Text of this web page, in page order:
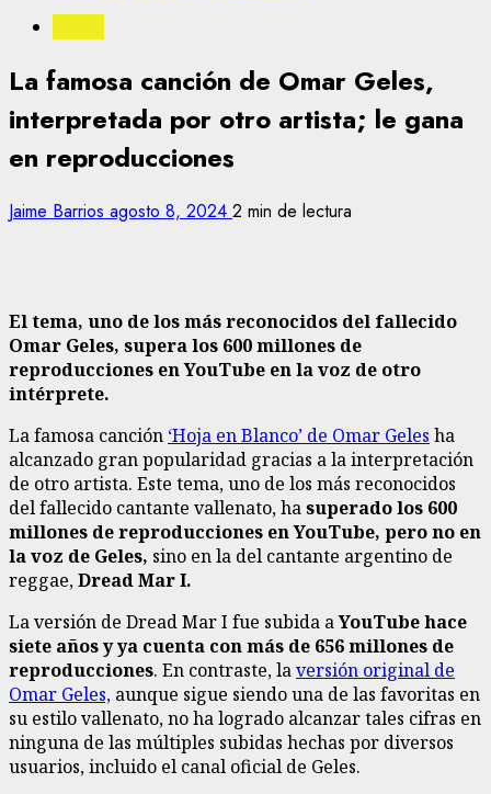
La famosa canción de Omar Geles,
interpretada por otro artista; le gana
en reproducciones
Jaime Barrios agosto 8, 2024 2 min de lectura
El tema, uno de los más reconocidos del fallecido
Omar Geles, supera los 600 millones de
reproducciones en YouTube en la voz de otro
intérprete.
La famosa canción ‘Hoja en Blanco’ de Omar Geles ha
alcanzado gran popularidad gracias a la interpretación
de otro artista. Este tema, uno de los más reconocidos
del fallecido cantante vallenato, hasuperado los 600
millones de reproducciones en YouTube, pero no en
la voz de Geles, sino en la del cantante argentino de
reggae,Dread Mar I.
La versión de Dread Mar I fue subida aYouTube hace
siete años y ya cuenta con más de 656 millones de
reproducciones. En contraste, laversión original de
Omar Geles, aunque sigue siendo una de las favoritas en
su estilo vallenato, no ha logrado alcanzar tales cifras en
ninguna de las múltiples subidas hechas por diversos
usuarios, incluido el canal oficial de Geles.